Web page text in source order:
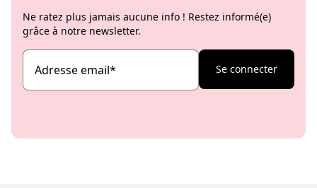
Ne ratez plus jamais aucune info ! Restez informé(e)
grâce à notre newsletter.
Adresse email* Se connecter